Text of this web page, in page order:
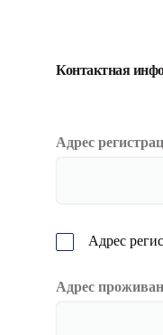
Контактная
Адрес
Адрес
Адрес